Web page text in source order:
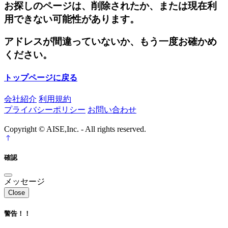
お探しのページは、削除されたか、または現在利
用できない可能性があります。
アドレスが間違っていないか、もう一度お確かめ
ください。
トップページに戻る
会社紹介 利用規約
プライバシーポリシー お問い合わせ
Copyright © AISE,Inc. - All rights reserved.
確認
メッセージ
Close
警告！！